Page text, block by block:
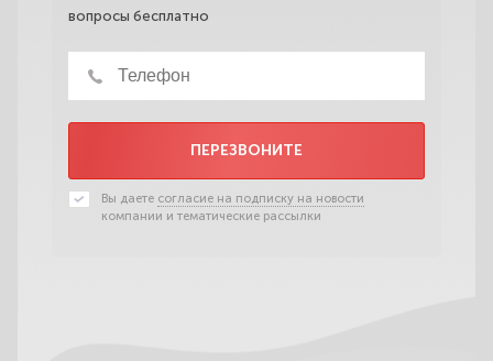
вопросы бесплатно
ПЕРЕЗВОНИТЕ
Вы даете согласие на подписку на новости
компании и тематические рассылки